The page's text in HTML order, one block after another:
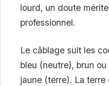
lourd, un doute
professionnel.
Le câblage suit les
bleu (neutre), brun
jaune (terre). La